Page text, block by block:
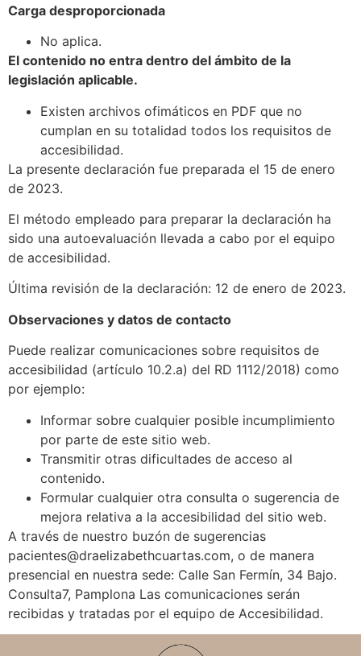
Carga desproporcionada
No aplica.
El contenido no entra dentro del ámbito de la
legislación aplicable.
Existen archivos ofimáticos en PDF que no
cumplan en su totalidad todos los requisitos de
accesibilidad.
La presente declaración fue preparada el 15 de enero
de 2023.
El método empleado para preparar la declaración ha
sido una autoevaluación llevada a cabo por el equipo
de accesibilidad.
Última revisión de la declaración: 12 de enero de 2023.
Observaciones y datos de contacto
Puede realizar comunicaciones sobre requisitos de
accesibilidad (artículo 10.2.a) del RD 1112/2018) como
por ejemplo:
Informar sobre cualquier posible incumplimiento
por parte de este sitio web.
Transmitir otras dificultades de acceso al
contenido.
Formular cualquier otra consulta o sugerencia de
mejora relativa a la accesibilidad del sitio web.
A través de nuestro buzón de sugerencias
pacientes@draelizabethcuartas.com, o de manera
presencial en nuestra sede: Calle San Fermín, 34 Bajo.
Consulta7, Pamplona Las comunicaciones serán
recibidas y tratadas por el equipo de Accesibilidad.